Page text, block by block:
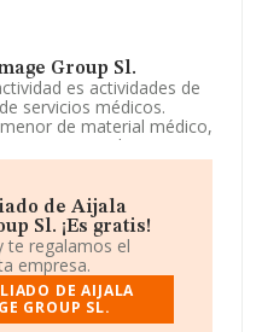
Group Sl.
es actividades de
servicios médicos.
de material médico,
propios de
y belleza, así como la
La empresa está
La actividad de
'Actividades de medicina
La compañía no tiene
.
de Aijala
Sl. ¡Es gratis!
te regalamos el
empresa.
DE AIJALA
GROUP SL.